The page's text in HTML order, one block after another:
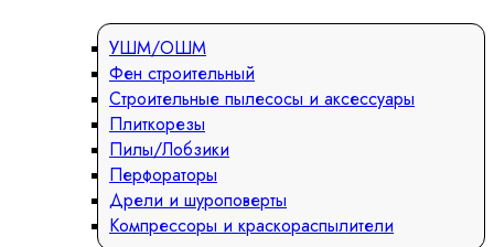
УШМ/ОШМ
Фен строительный
Строительные пылесосы и аксессуары
Плиткорезы
Пилы/Лобзики
Перфораторы
Дрели и шуроповерты
Компрессоры и краскораспылители